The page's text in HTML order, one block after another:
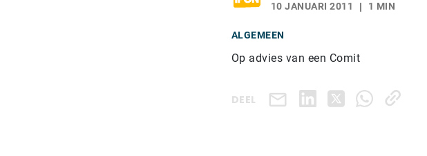
10 JANUARI 2011 1 MIN
ALGEMEEN
Op advies van een Comit
DEEL